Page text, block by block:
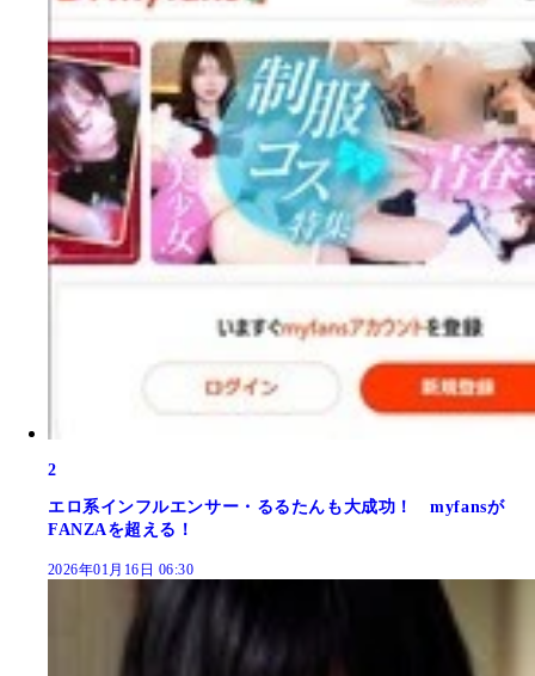
2
エロ系インフルエンサー・るるたんも大成功！ myfansが
FANZAを超える！
2026年01月16日 06:30